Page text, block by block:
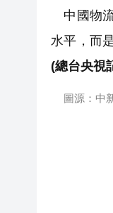
中國物
水平，而
(總台央視
圖源：中